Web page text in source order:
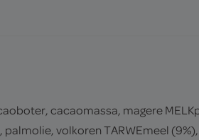
cacaomassa, magere
volkoren TARWEmeel